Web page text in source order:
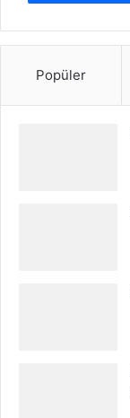
Popüler